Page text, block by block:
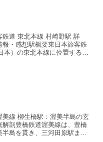
鉄道 東北本線 村崎野駅 詳
報・感想駅概要東日本旅客鉄
本）の東北本線に位置する村
美線 柳生橋駅：渥美半島の玄
解剖豊橋鉄道渥美線は、豊橋
島を貫き、三河田原駅まで